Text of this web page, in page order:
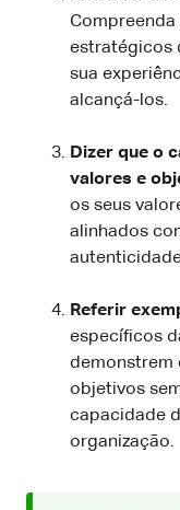
estratégicos
sua
alcançá-los.
Dizer que o
valores e
os seus
alinhados
Referir
específicos
demonstrem
objetivos
capacidade
organização.